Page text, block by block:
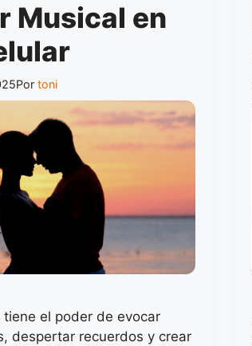
Musical en
Por toni
tiene el poder de evocar
despertar recuerdos y crear